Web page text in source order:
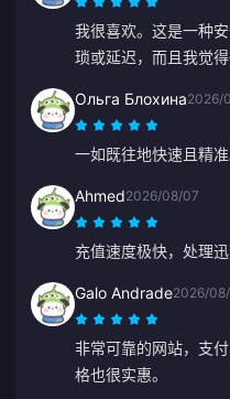
我很喜欢。这是一种
琐或延迟，而且我觉
Ольга Блохина2026/
一如既往地快速且精准
Ahmed2026/08/07
充值速度极快，处理迅
Galo Andrade2026/
非常可靠的网站，支
格也很实惠。